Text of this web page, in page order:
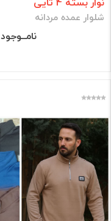
شلوار عمده مردانه
نامــوجود